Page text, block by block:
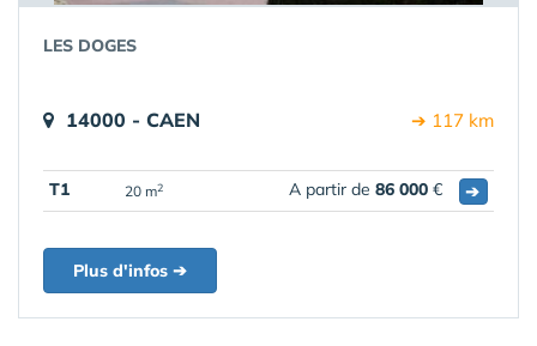
LES DOGES
14000 - CAEN ➔ 117 km
T1 20 m2 A partir de 86 000 € ➔
Plus d'infos ➔